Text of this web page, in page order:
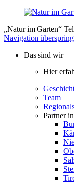
„Natur im Garten“
Navigation
Das sind wir
Hier
Team
Partner